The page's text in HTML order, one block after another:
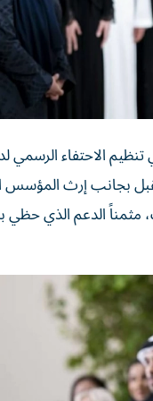
الاحتفاء الرسمي
بجانب إرث
الدعم الذي حظي